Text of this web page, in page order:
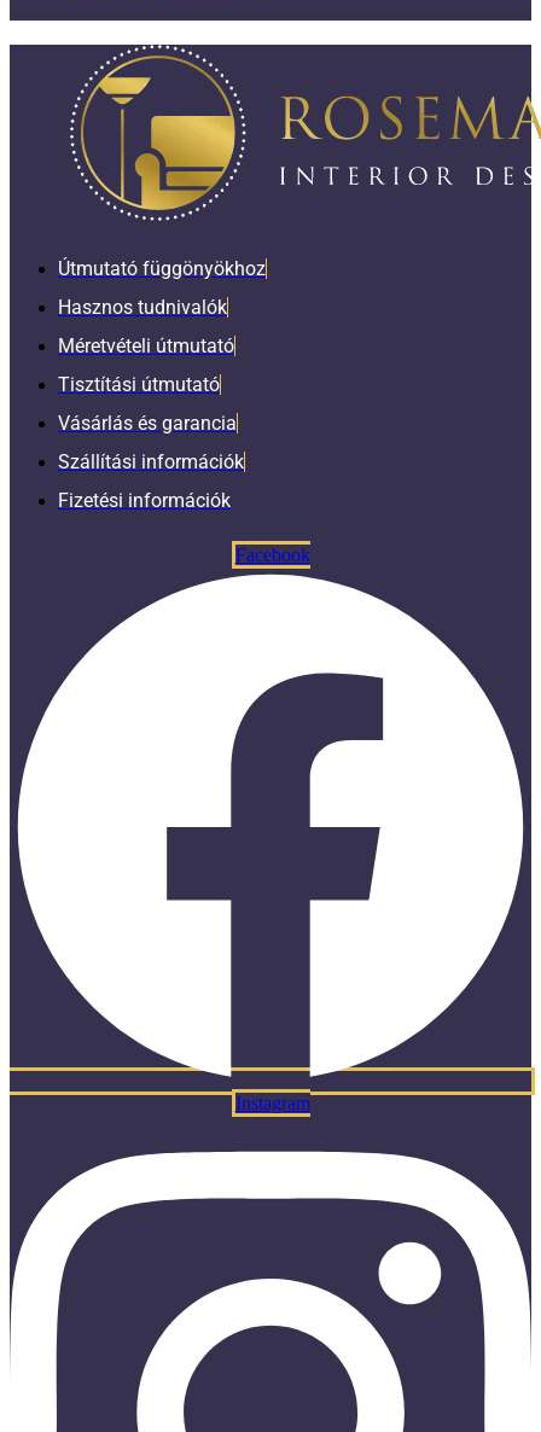
Útmutató függönyökhoz
Hasznos tudnivalók
Méretvételi útmutató
Tisztítási útmutató
Vásárlás és garancia
Szállítási információk
Fizetési információk
Facebook
Instagram